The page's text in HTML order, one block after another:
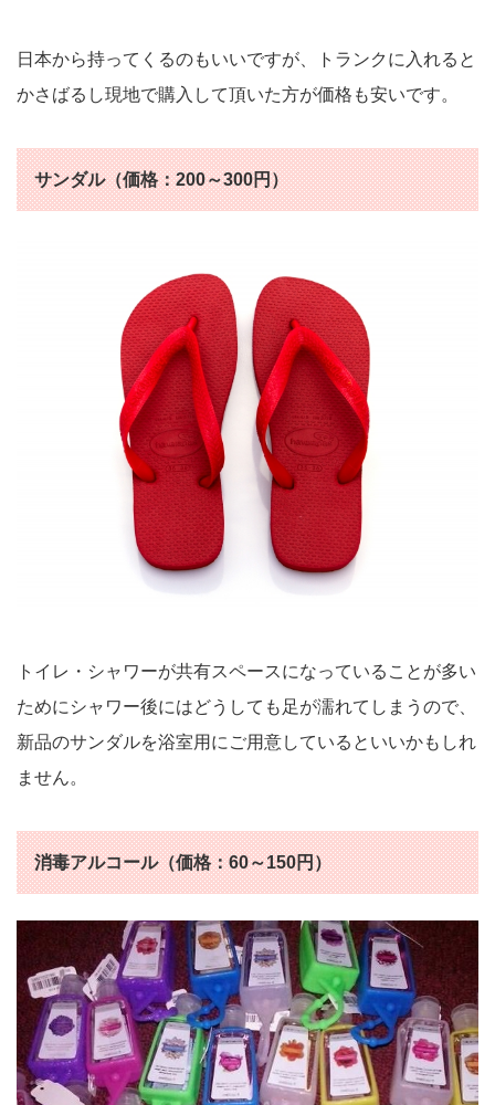
日本から持ってくるのもいいですが、トランクに入れると
かさばるし現地で購入して頂いた方が価格も安いです。
サンダル（価格：200～300円）
トイレ・シャワーが共有スペースになっていることが多い
ためにシャワー後にはどうしても足が濡れてしまうので、
新品のサンダルを浴室用にご用意しているといいかもしれ
ません。
消毒アルコール（価格：60～150円）